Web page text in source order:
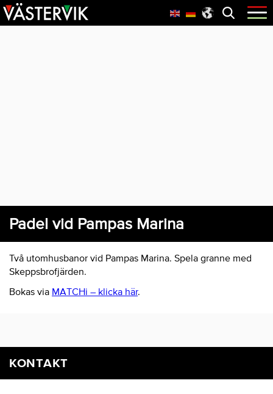
Hoppa
till
Skip
to
Hoppa
till
Öppna
menyn
Padel vid Pampas Marina
Två utomhusbanor vid Pampas Marina. Spela granne med
Skeppsbrofjärden.
Bokas via MATCHi – klicka här.
KONTAKT